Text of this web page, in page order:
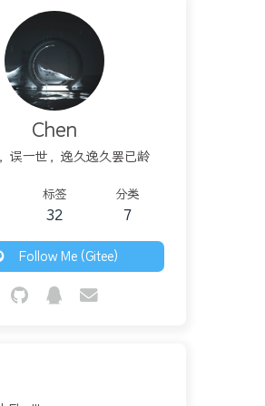
Chen
误一世，逸久逸久罢已龄
标签
32
分类
7
Follow Me (Gitee)